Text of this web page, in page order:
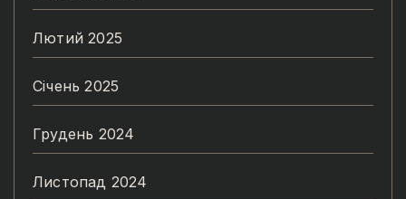
Лютий 2025
Січень 2025
Грудень 2024
Листопад 2024